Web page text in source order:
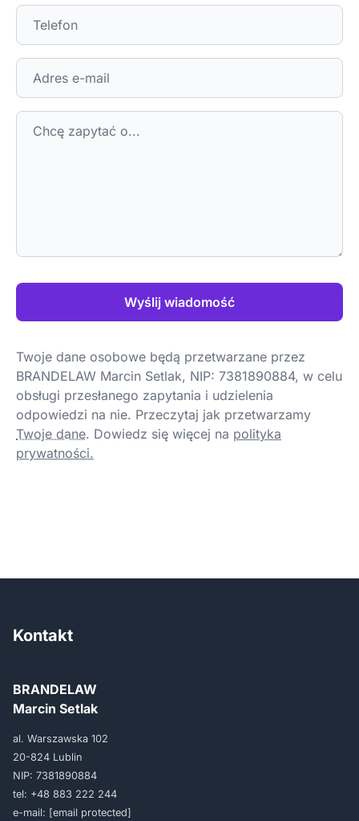
Wyślij wiadomość
Twoje dane osobowe będą przetwarzane przez
BRANDELAW Marcin Setlak, NIP: 7381890884, w celu
obsługi przesłanego zapytania i udzielenia
odpowiedzi na nie. Przeczytaj jak przetwarzamy
Twoje dane. Dowiedz się więcej na polityka
prywatności.
Kontakt
BRANDELAW
Marcin Setlak
al. Warszawska 102
20-824 Lublin
NIP: 7381890884
tel: +48 883 222 244
e-mail: [email protected]